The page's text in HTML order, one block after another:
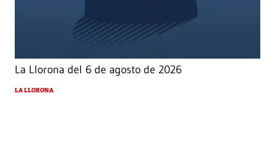
La Llorona del 6 de agosto de 2026
LA LLORONA